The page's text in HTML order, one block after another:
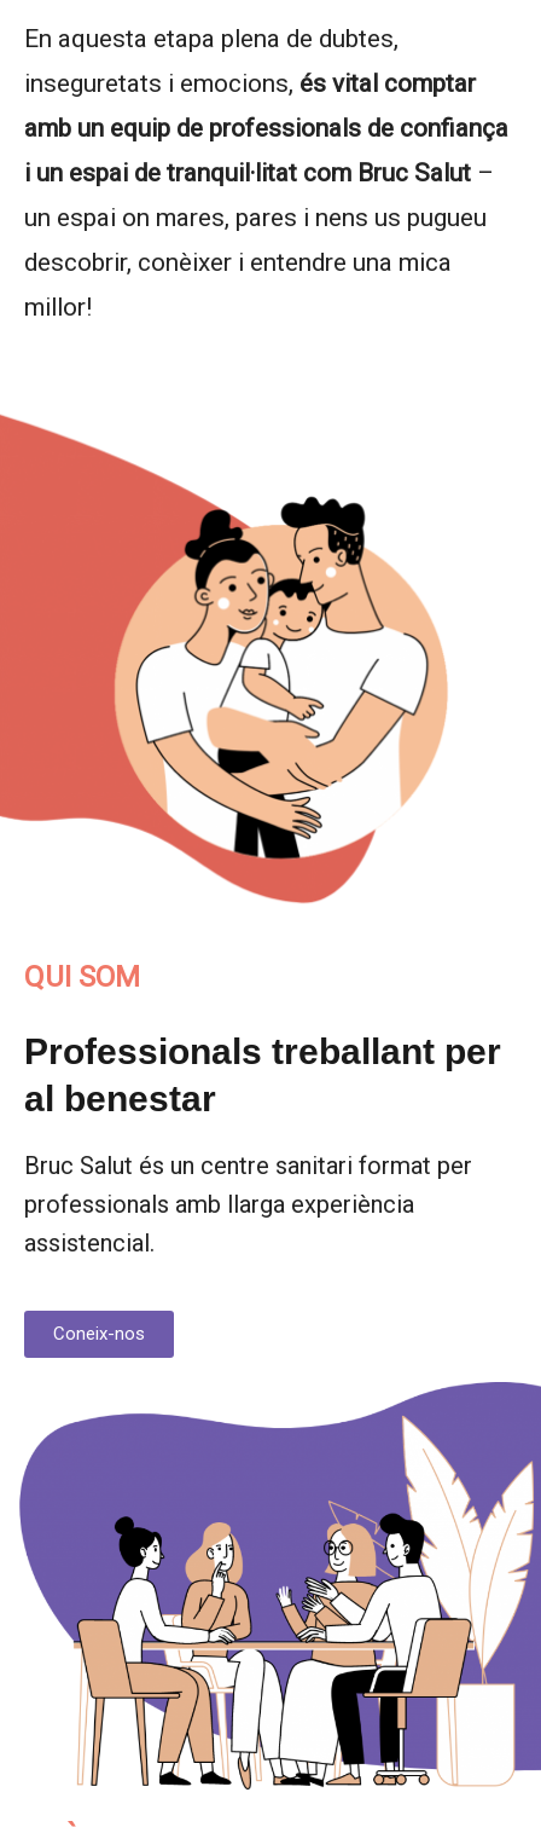
En aquesta etapa plena de dubtes,
inseguretats i emocions, és vital comptar
amb un equip de professionals de confiança
i un espai de tranquil·litat com Bruc Salut –
un espai on mares, pares i nens us pugueu
descobrir, conèixer i entendre una mica
millor!
QUI SOM
Professionals treballant per
al benestar
Bruc Salut és un centre sanitari format per
professionals amb llarga experiència
assistencial.
Coneix-nos